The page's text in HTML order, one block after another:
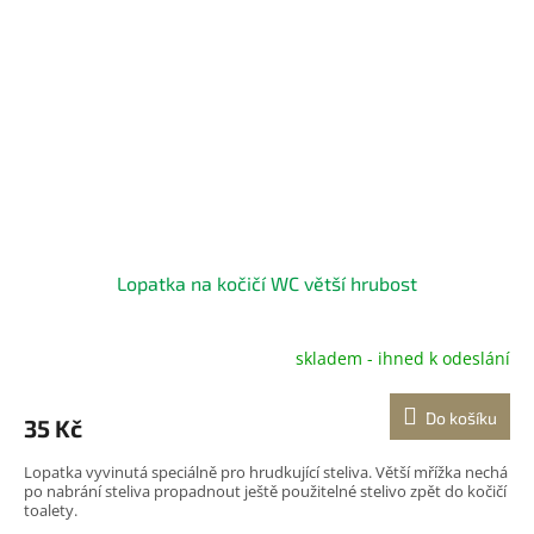
Lopatka na kočičí WC větší hrubost
skladem - ihned k odeslání
35 Kč Do košíku
Lopatka vyvinutá speciálně pro hrudkující steliva. Větší mřížka nechá
po nabrání steliva propadnout ještě použitelné stelivo zpět do kočičí
toalety.